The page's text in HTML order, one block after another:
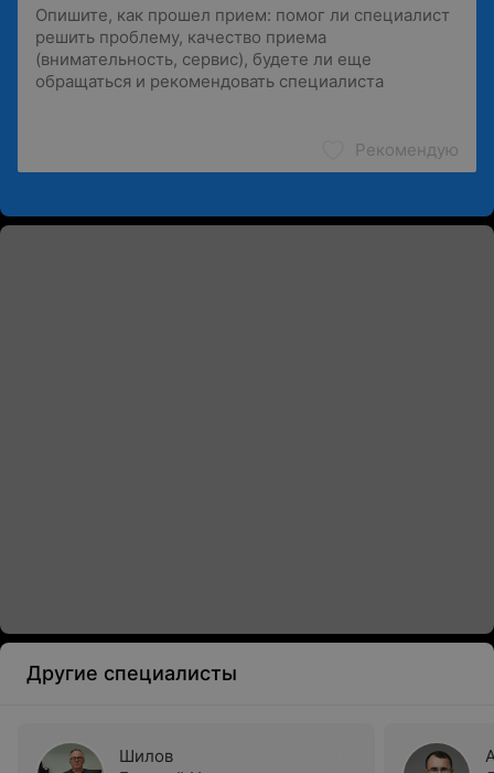
Рекомендую
Другие специалисты
Шилов